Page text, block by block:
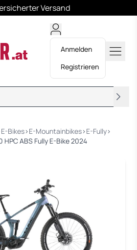
Versand
Anmelden
Registrieren
E-Bikes›E-Mountainbikes›E-Fully›
HPC ABS Fully E-Bike 2024